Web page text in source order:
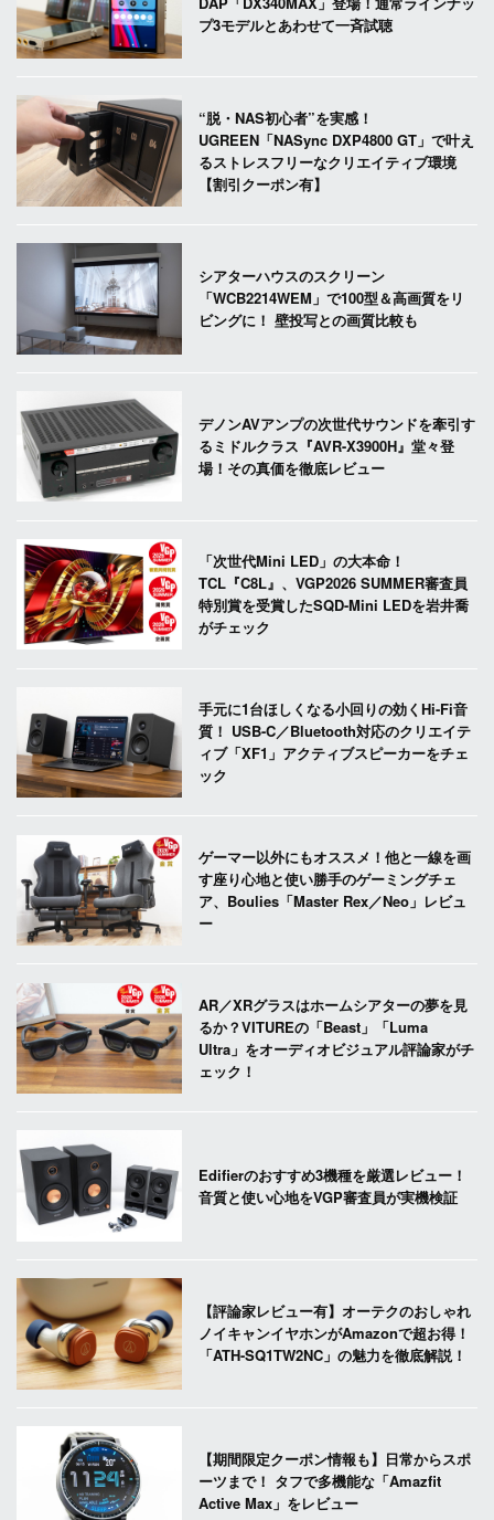
プ3モデルとあわせて一斉試聴
“脱・NAS初心者”を実感！
UGREEN「NASync DXP4800 GT」で叶え
るストレスフリーなクリエイティブ環境
【割引クーポン有】
シアターハウスのスクリーン
「WCB2214WEM」で100型＆高画質をリ
ビングに！ 壁投写との画質比較も
デノンAVアンプの次世代サウンドを牽引す
るミドルクラス『AVR-X3900H』堂々登
場！その真価を徹底レビュー
「次世代Mini LED」の大本命！
TCL『C8L』、VGP2026 SUMMER審査員
特別賞を受賞したSQD-Mini LEDを岩井喬
がチェック
手元に1台ほしくなる小回りの効くHi-Fi音
質！ USB-C／Bluetooth対応のクリエイテ
ィブ「XF1」アクティブスピーカーをチェ
ック
ゲーマー以外にもオススメ！他と一線を画
す座り心地と使い勝手のゲーミングチェ
ア、Boulies「Master Rex／Neo」レビュ
ー
AR／XRグラスはホームシアターの夢を見
るか？VITUREの「Beast」「Luma
Ultra」をオーディオビジュアル評論家がチ
ェック！
Edifierのおすすめ3機種を厳選レビュー！
音質と使い心地をVGP審査員が実機検証
【評論家レビュー有】オーテクのおしゃれ
ノイキャンイヤホンがAmazonで超お得！
「ATH-SQ1TW2NC」の魅力を徹底解説！
【期間限定クーポン情報も】日常からスポ
ーツまで！ タフで多機能な「Amazfit
Active Max」をレビュー